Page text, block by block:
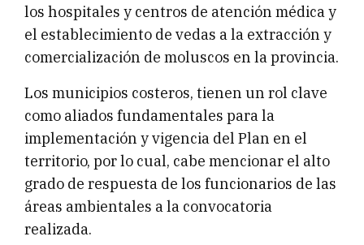
los hospitales y centros de atención médica y
el establecimiento de vedas a la extracción y
comercialización de moluscos en la provincia.
Los municipios costeros, tienen un rol clave
como aliados fundamentales para la
implementación y vigencia del Plan en el
territorio, por lo cual, cabe mencionar el alto
grado de respuesta de los funcionarios de las
áreas ambientales a la convocatoria
realizada.